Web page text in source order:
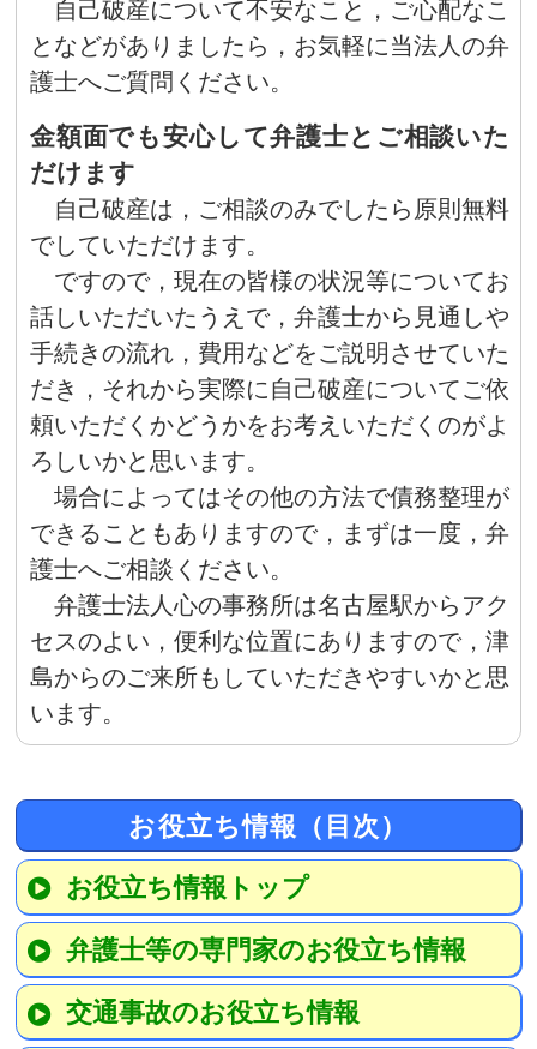
自己破産について不安なこと，ご心配なこ
となどがありましたら，お気軽に当法人の弁
護士へご質問ください。
金額面でも安心して弁護士とご相談いた
だけます
自己破産は，ご相談のみでしたら原則無料
でしていただけます。
ですので，現在の皆様の状況等についてお
話しいただいたうえで，弁護士から見通しや
手続きの流れ，費用などをご説明させていた
だき，それから実際に自己破産についてご依
頼いただくかどうかをお考えいただくのがよ
ろしいかと思います。
場合によってはその他の方法で債務整理が
できることもありますので，まずは一度，弁
護士へご相談ください。
弁護士法人心の事務所は名古屋駅からアク
セスのよい，便利な位置にありますので，津
島からのご来所もしていただきやすいかと思
います。
お役立ち情報（目次）
お役立ち情報トップ
弁護士等の専門家のお役立ち情報
交通事故のお役立ち情報